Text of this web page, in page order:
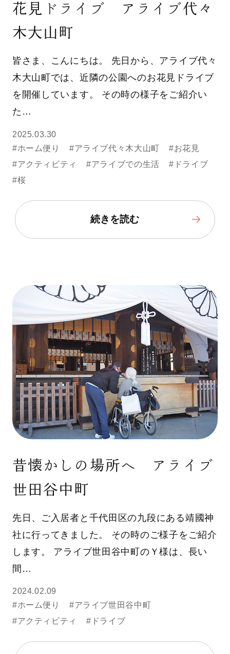
花見ドライブ アライブ代々
木大山町
皆さま、こんにちは。 先日から、アライブ代々
木大山町では、近隣の公園へのお花見ドライブ
を開催しています。 その時の様子をご紹介い
た…
2025.03.30
#ホーム便り
#アライブ代々木大山町
#お花見
#アクティビティ
#アライブでの生活
#ドライブ
#桜
続きを読む
昔懐かしの場所へ アライブ
世田谷中町
先日、ご入居者と千代田区の九段にある靖國神
社に行ってきました。 その時のご様子をご紹介
します。 アライブ世田谷中町のＹ様は、長い
間…
2024.02.09
#ホーム便り
#アライブ世田谷中町
#アクティビティ
#ドライブ